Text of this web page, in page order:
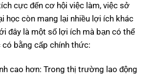
cực đến cơ hội việc làm, việc sở
học còn mang lại nhiều lợi ích khác
đây là một số lợi ích mà bạn có thể
bằng cấp chính thức:
cao hơn: Trong thị trường lao động